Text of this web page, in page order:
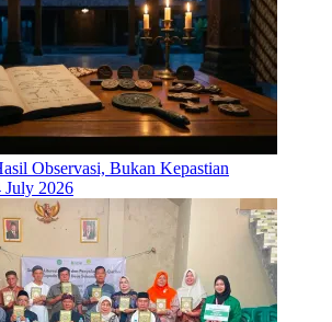
Observasi, Bukan Kepastian
July 2026